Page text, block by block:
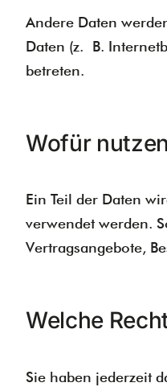
Andere Daten
Daten (z. B.
betreten.
Wofür
Ein Teil der Daten
verwendet werden.
Vertragsangebote,
Welche
Sie haben jederzeit